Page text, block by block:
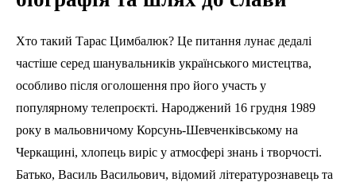
Хто такий Тарас Цимбалюк? Це питання лунає дедалі
частіше серед шанувальників українського мистецтва,
особливо після оголошення про його участь у
популярному телепроєкті. Народжений 16 грудня 1989
року в мальовничому Корсунь-Шевченківському на
Черкащині, хлопець виріс у атмосфері знань і творчості.
Батько, Василь Васильович, відомий літературознавець та